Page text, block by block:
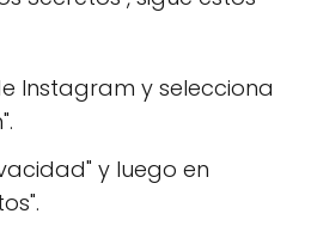
Instagram y selecciona
y luego en